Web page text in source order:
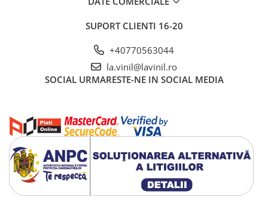
SUPORT CLIENTI 16-20
+40770563044
la.vinil@lavinil.ro
SOCIAL URMARESTE-NE IN SOCIAL MEDIA